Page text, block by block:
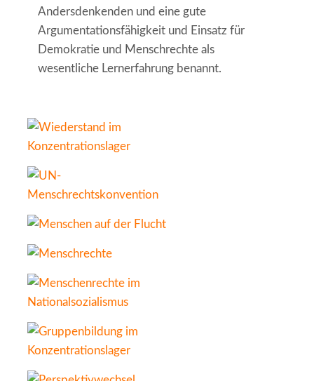
Andersdenkenden und eine gute
Argumentationsfähigkeit und Einsatz für
Demokratie und Menschrechte als
wesentliche Lernerfahrung benannt.